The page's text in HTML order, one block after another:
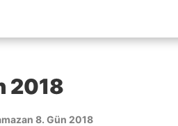
2018
8. Gün 2018